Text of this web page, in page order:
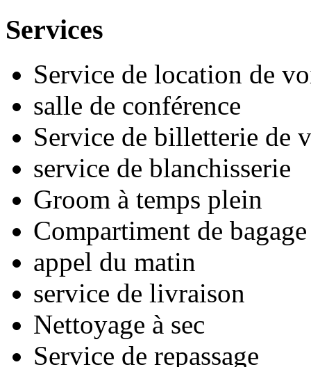
Services
Service de location de
salle de conférence
Service de billetterie de
service de blanchisserie
Groom à temps plein
Compartiment de bagage
appel du matin
service de livraison
Nettoyage à sec
Service de repassage